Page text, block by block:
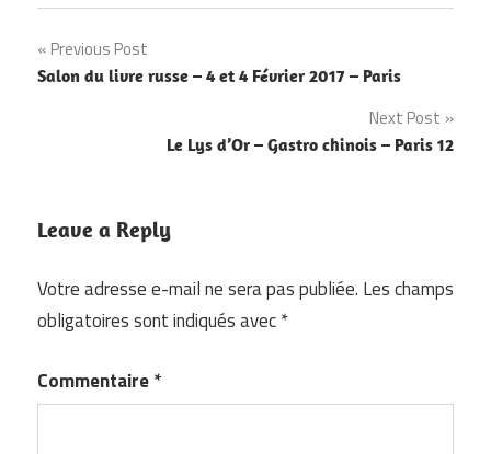
Navigation
de
Previous Post
Salon du livre russe – 4 et 4 Février 2017 – Paris
Next Post
Le Lys d’Or – Gastro chinois – Paris 12
Leave a Reply
Votre adresse e-mail ne sera pas publiée. Les champs
obligatoires sont indiqués avec*
Commentaire*